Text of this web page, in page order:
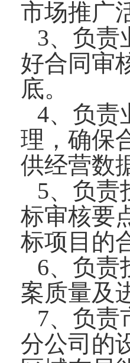
市场推广
3、负责
好合同审
底。
4、负责
理，确保
供经营数
5、负责
标审核要
标项目的
6、负责
案质量及
7、负责
分公司的